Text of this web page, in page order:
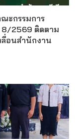
ะกรรมการ
8/2569 ติดตาม
ลื่อนสำนักงาน